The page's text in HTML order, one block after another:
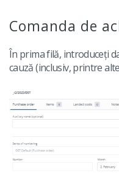
Comanda de
În prima filă, introduceți
cauză (inclusiv, printre